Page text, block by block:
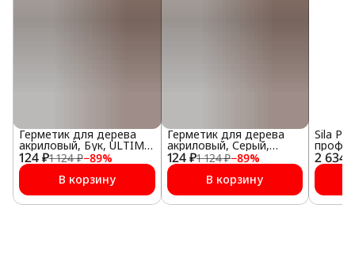
124 ₽1 124 ₽−89%
Герметик для дерева
акриловый, Бук, ULTIMA,
280 мл
В корзину
124 ₽1 124 ₽−89%
Герметик для дерева
акриловый, Серый,
ULTIMA, 280 мл
В корзину
2 634
Sila